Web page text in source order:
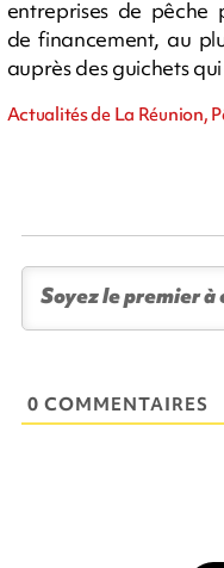
entreprises de pêche
de financement, au
auprès des guichets
Actualités de La Réunion,
0 COMMENTAIRES